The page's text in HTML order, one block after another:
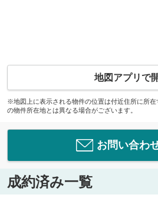
地図アプリで
※地図上に表示される物件の位置は付近住所に所
の物件所在地とは異なる場合がございます。
お問い合わ
成約済み一覧